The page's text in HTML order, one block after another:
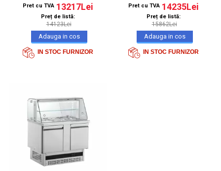
Pret cu TVA 13217Lei
Preț de listă:
14123Lei
IN STOC FURNIZOR
Pret cu TVA 14235Lei
Preț de listă:
15862Lei
IN STOC FURNIZOR